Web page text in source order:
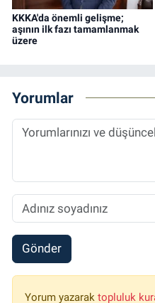
KKKA'da önemli gelişme;
aşının ilk fazı tamamlanmak
üzere
Yorumlar
Gönder
Yorum yazarak topluluk